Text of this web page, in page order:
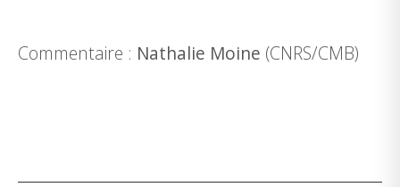
Commentaire : Nathalie Moine (CNRS/CMB)